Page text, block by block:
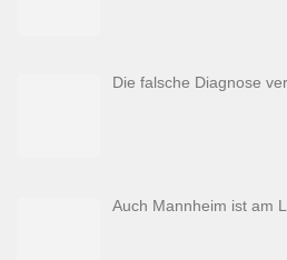
Die falsche Diagnose
Auch Mannheim ist am